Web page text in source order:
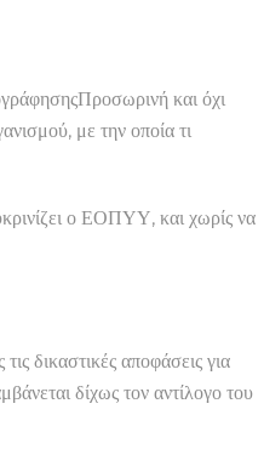
και όχι
με την οποία τι
ο ΕΟΠΥΥ, και χωρίς να
δικαστικές αποφάσεις για
δίχως τον αντίλογο του